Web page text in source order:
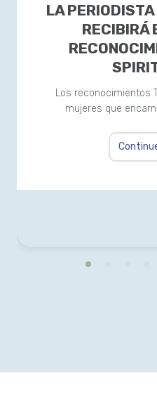
LA
RECIBIRÁ
Los reconocimientos
mujeres que